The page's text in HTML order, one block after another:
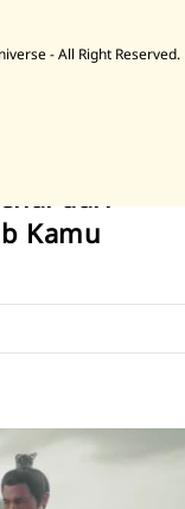
- All Right Reserved.
Ambruk Rata
dari
Kamu